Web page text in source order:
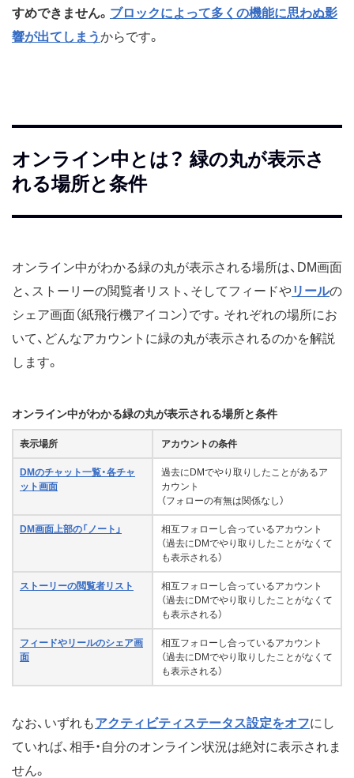
すめできません。 ブロックによって多くの機能に思わぬ影
響が出てしまうからです。
オンライン中とは？ 緑の丸が表示さ
れる場所と条件
オンライン中がわかる緑の丸が表示される場所は、DM画面
と、ストーリーの閲覧者リスト、そしてフィードやリールの
シェア画面（紙飛行機アイコン）です。それぞれの場所にお
いて、どんなアカウントに緑の丸が表示されるのかを解説
します。
オンライン中がわかる緑の丸が表示される場所と条件
表示場所 アカウントの条件
DMのチャット一覧・各チャ
ット画面
過去にDMでやり取りしたことがあるア
カウント
（フォローの有無は関係なし）
DM画面上部の「ノート」
相互フォローし合っているアカウント
（過去にDMでやり取りしたことがなくて
も表示される）
ストーリーの閲覧者リスト
相互フォローし合っているアカウント
（過去にDMでやり取りしたことがなくて
も表示される）
フィードやリールのシェア画
面
相互フォローし合っているアカウント
（過去にDMでやり取りしたことがなくて
も表示される）
なお、いずれもアクティビティステータス設定をオフにし
ていれば、相手・自分のオンライン状況は絶対に表示されま
せん。